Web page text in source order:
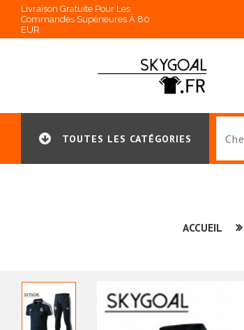
Livraison Gratuite Pour Les
Commandes Supérieures À 80
EUR
TOUTES LES CATÉGORIES
ACCUEIL